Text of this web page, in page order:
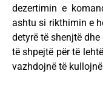
dezertimin e
ashtu si rikthimin e
detyrë të shenjtë
të shpejtë për të
vazhdojnë të